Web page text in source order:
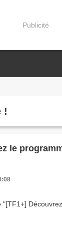
Publicité
!
le